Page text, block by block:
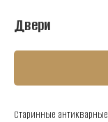
Двери
Стaринныe